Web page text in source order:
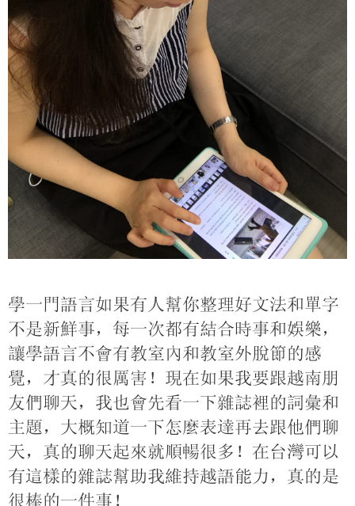
學一門語言如果有人幫你整理好文法和單字
不是新鮮事，每一次都有結合時事和娛樂，
讓學語言不會有教室內和教室外脫節的感
覺，才真的很厲害！現在如果我要跟越南朋
友們聊天，我也會先看一下雜誌裡的詞彙和
主題，大概知道一下怎麼表達再去跟他們聊
天，真的聊天起來就順暢很多！在台灣可以
有這樣的雜誌幫助我維持越語能力，真的是
很棒的一件事！